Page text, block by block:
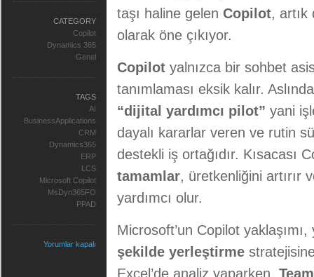
taşı haline gelen Copilot,
olarak öne çıkıyor.
Copilot yalnızca bir sohbet
tanımlaması eksik kalır.
“dijital yardımcı pilot” yani
dayalı kararlar veren ve rutin
destekli iş ortağıdır. Kısacası
tamamlar, üretkenliğini artırır
yardımcı olur.
Microsoft’un Copilot
şekilde yerleştirme
Excel’de analiz yaparken,
CATEGORY
Copilot
Dynamics 365
Genel
TAGS
AI
BusinessApplications
CRM
Dynamics365
ERP
LCS
Microsoft Copilot
MsDyn365FO
PPAD
Yorumlar kapalı